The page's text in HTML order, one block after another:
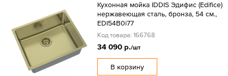
Кухонная мойка IDDIS Эдифис (Edifice)
нержавеющая сталь, бронза, 54 см.,
EDI54B0i77
Код товара: 166768
34 090 р./шт
В корзину